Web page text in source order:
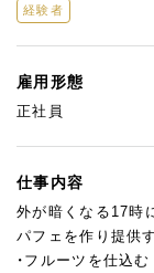
経験者
雇用形態
正社員
仕事内容
外が暗くなる17時
パフェを作り提供
・フルーツを仕込む